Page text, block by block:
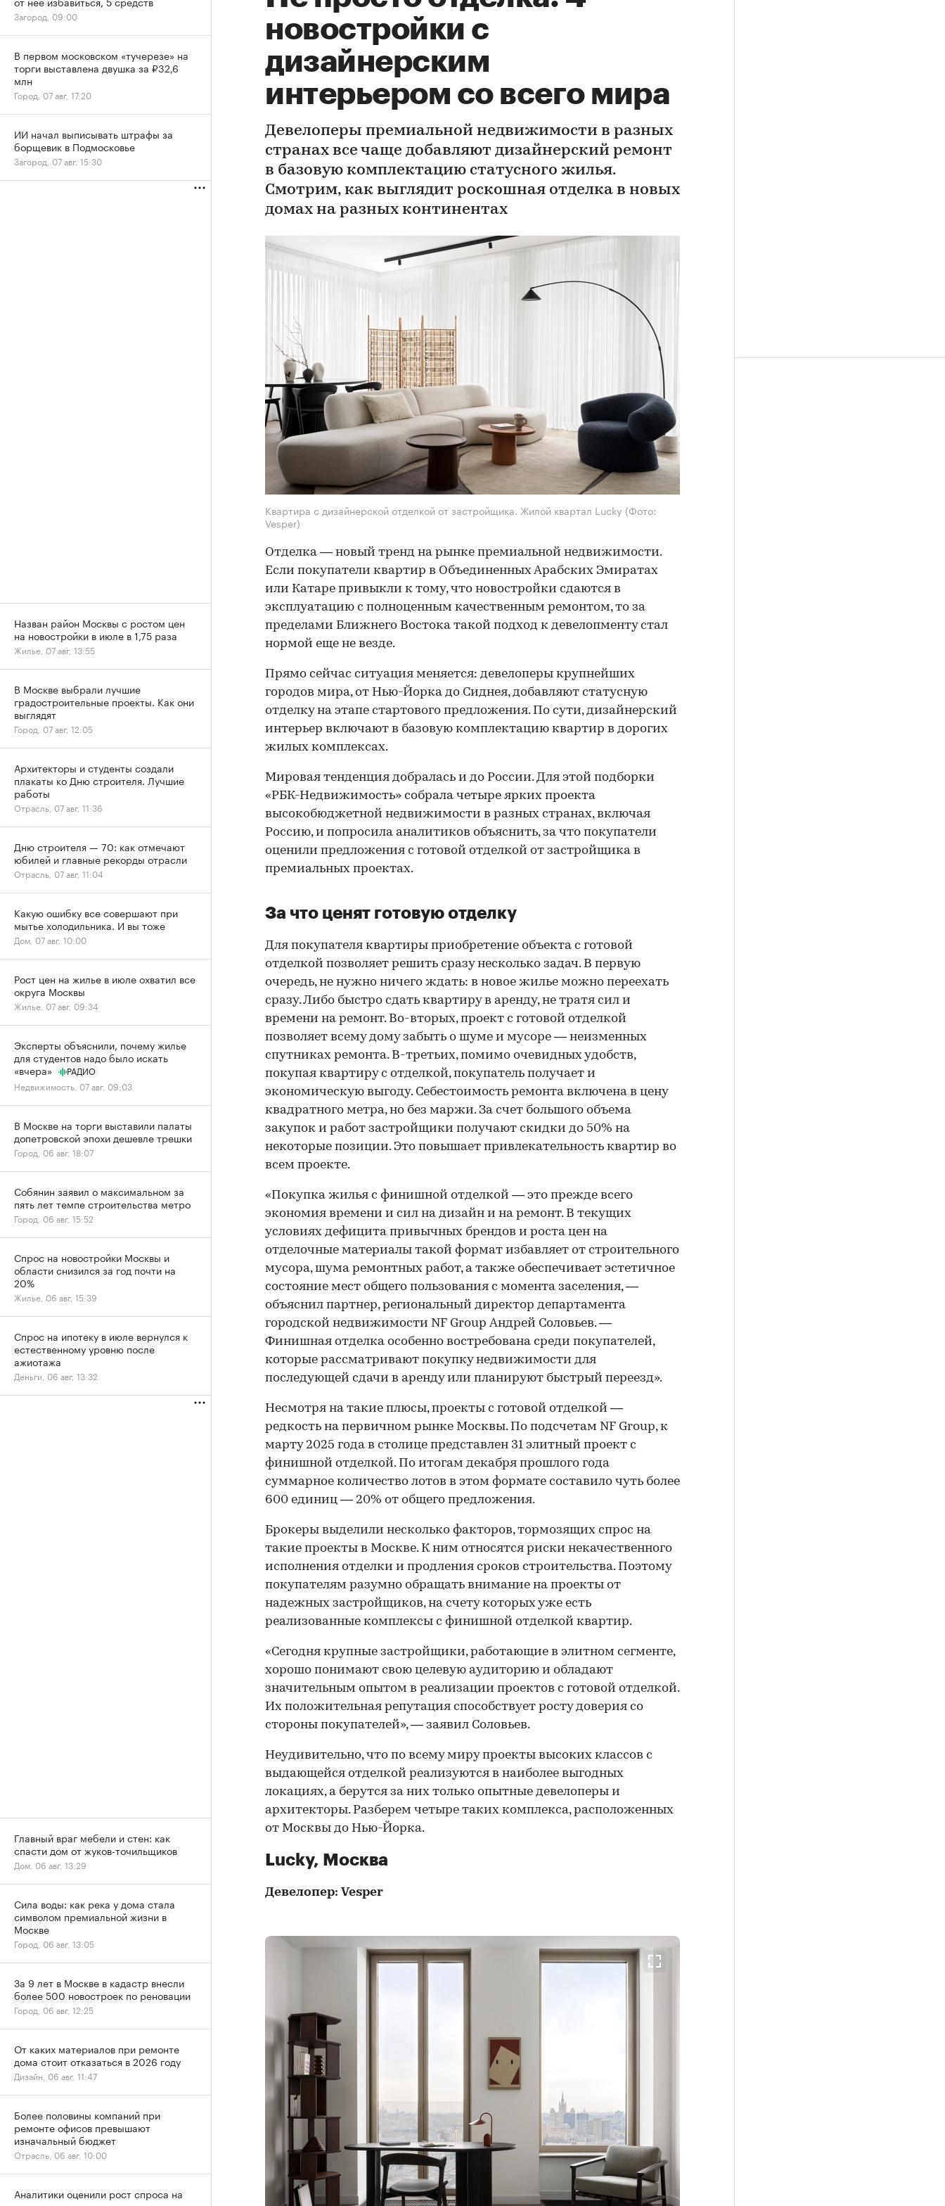
новостройки с
дизайнерским
интерьером со всего мира
Девелоперы премиальной недвижимости в разных
странах все чаще добавляют дизайнерский ремонт
в базовую комплектацию статусного жилья.
Смотрим, как выглядит роскошная отделка в новых
домах на разных континентах
Квартира с дизайнерской отделкой от застройщика. Жилой квартал Lucky (Фото:
Vesper)
Отделка — новый тренд на рынке премиальной недвижимости.
Если покупатели квартир в Объединенных Арабских Эмиратах
или Катаре привыкли к тому, что новостройки сдаются в
эксплуатацию с полноценным качественным ремонтом, то за
пределами Ближнего Востока такой подход к девелопменту стал
нормой еще не везде.
Прямо сейчас ситуация меняется: девелоперы крупнейших
городов мира, от Нью-Йорка до Сиднея, добавляют статусную
отделку на этапе стартового предложения. По сути, дизайнерский
интерьер включают в базовую комплектацию квартир в дорогих
жилых комплексах.
Мировая тенденция добралась и до России. Для этой подборки
«РБК-Недвижимость» собрала четыре ярких проекта
высокобюджетной недвижимости в разных странах, включая
Россию, и попросила аналитиков объяснить, за что покупатели
оценили предложения с готовой отделкой от застройщика в
премиальных проектах.
00:00 / 00:00
За что ценят готовую отделку
Для покупателя квартиры приобретение объекта с готовой
отделкой позволяет решить сразу несколько задач. В первую
очередь, не нужно ничего ждать: в новое жилье можно переехать
сразу. Либо быстро сдать квартиру в аренду, не тратя сил и
времени на ремонт. Во-вторых, проект с готовой отделкой
позволяет всему дому забыть о шуме и мусоре — неизменных
спутниках ремонта. В-третьих, помимо очевидных удобств,
покупая квартиру с отделкой, покупатель получает и
экономическую выгоду. Себестоимость ремонта включена в цену
квадратного метра, но без маржи. За счет большого объема
закупок и работ застройщики получают скидки до 50% на
некоторые позиции. Это повышает привлекательность квартир во
всем проекте.
«Покупка жилья с финишной отделкой — это прежде всего
экономия времени и сил на дизайн и на ремонт. В текущих
условиях дефицита привычных брендов и роста цен на
отделочные материалы такой формат избавляет от строительного
мусора, шума ремонтных работ, а также обеспечивает эстетичное
состояние мест общего пользования с момента заселения, —
объяснил партнер, региональный директор департамента
городской недвижимости NF Group Андрей Соловьев. —
Финишная отделка особенно востребована среди покупателей,
которые рассматривают покупку недвижимости для
последующей сдачи в аренду или планируют быстрый переезд».
Несмотря на такие плюсы, проекты с готовой отделкой —
редкость на первичном рынке Москвы. По подсчетам NF Group, к
марту 2025 года в столице представлен 31 элитный проект с
финишной отделкой. По итогам декабря прошлого года
суммарное количество лотов в этом формате составило чуть более
600 единиц — 20% от общего предложения.
Брокеры выделили несколько факторов, тормозящих спрос на
такие проекты в Москве. К ним относятся риски некачественного
исполнения отделки и продления сроков строительства. Поэтому
покупателям разумно обращать внимание на проекты от
надежных застройщиков, на счету которых уже есть
реализованные комплексы с финишной отделкой квартир.
«Сегодня крупные застройщики, работающие в элитном сегменте,
хорошо понимают свою целевую аудиторию и обладают
значительным опытом в реализации проектов с готовой отделкой.
Их положительная репутация способствует росту доверия со
стороны покупателей», — заявил Соловьев.
Неудивительно, что по всему миру проекты высоких классов с
выдающейся отделкой реализуются в наиболее выгодных
локациях, а берутся за них только опытные девелоперы и
архитекторы. Разберем четыре таких комплекса, расположенных
от Москвы до Нью-Йорка.
Lucky, Москва
Девелопер: Vesper
Загород, 09:00
В первом московском «тучерезе» на
торги выставлена двушка за ₽32,6
млн
Город, 07 авг, 17:20
ИИ начал выписывать штрафы за
борщевик в Подмосковье
Загород, 07 авг, 15:30
Назван район Москвы с ростом цен
на новостройки в июле в 1,75 раза
Жилье, 07 авг, 13:55
В Москве выбрали лучшие
градостроительные проекты. Как они
выглядят
Город, 07 авг, 12:05
Архитекторы и студенты создали
плакаты ко Дню строителя. Лучшие
работы
Отрасль, 07 авг, 11:36
Дню строителя — 70: как отмечают
юбилей и главные рекорды отрасли
Отрасль, 07 авг, 11:04
Какую ошибку все совершают при
мытье холодильника. И вы тоже
Дом, 07 авг, 10:00
Рост цен на жилье в июле охватил все
округа Москвы
Жилье, 07 авг, 09:34
Эксперты объяснили, почему жилье
для студентов надо было искать
«вчера»
РАДИО
Недвижимость, 07 авг, 09:03
В Москве на торги выставили палаты
допетровской эпохи дешевле трешки
Город, 06 авг, 18:07
Собянин заявил о максимальном за
пять лет темпе строительства метро
Город, 06 авг, 15:52
Спрос на новостройки Москвы и
области снизился за год почти на
20%
Жилье, 06 авг, 15:39
Спрос на ипотеку в июле вернулся к
естественному уровню после
ажиотажа
Деньги, 06 авг, 13:32
Главный враг мебели и стен: как
спасти дом от жуков-точильщиков
Дом, 06 авг, 13:29
Сила воды: как река у дома стала
символом премиальной жизни в
Москве
Город, 06 авг, 13:05
За 9 лет в Москве в кадастр внесли
более 500 новостроек по реновации
Город, 06 авг, 12:25
От каких материалов при ремонте
дома стоит отказаться в 2026 году
Дизайн, 06 авг, 11:47
Более половины компаний при
ремонте офисов превышают
изначальный бюджет
Отрасль, 06 авг, 10:00
Аналитики оценили рост спроса на